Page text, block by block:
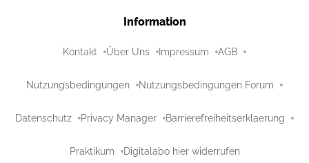
Information
Kontakt Über Uns Impressum AGB
Nutzungsbedingungen Nutzungsbedingungen Forum
Datenschutz Privacy Manager Barrierefreiheitserklaerung
Praktikum Digitalabo hier widerrufen